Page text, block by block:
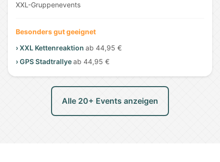
XXL-Gruppenevents
Besonders gut geeignet
› XXL Kettenreaktion ab 44,95 €
› GPS Stadtrallyeab 44,95 €
Alle 20+ Events anzeigen